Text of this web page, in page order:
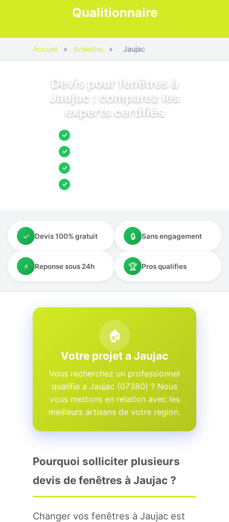
Qualitionnaire
Accueil » Ardèche » Jaujac
Devis pour fenêtres à
Jaujac : comparez les
experts certifiés
✓
✓
✓
✓
✓ Devis 100% gratuit 🔒 Sans engagement
⚡ Reponse sous 24h 🏆 Pros qualifies
🏠
Votre projet a Jaujac
Vous recherchez un professionnel
qualifie a Jaujac (07380) ? Nous
vous mettons en relation avec les
meilleurs artisans de votre region.
Pourquoi solliciter plusieurs
devis de fenêtres à Jaujac ?
Changer vos fenêtres à Jaujac est